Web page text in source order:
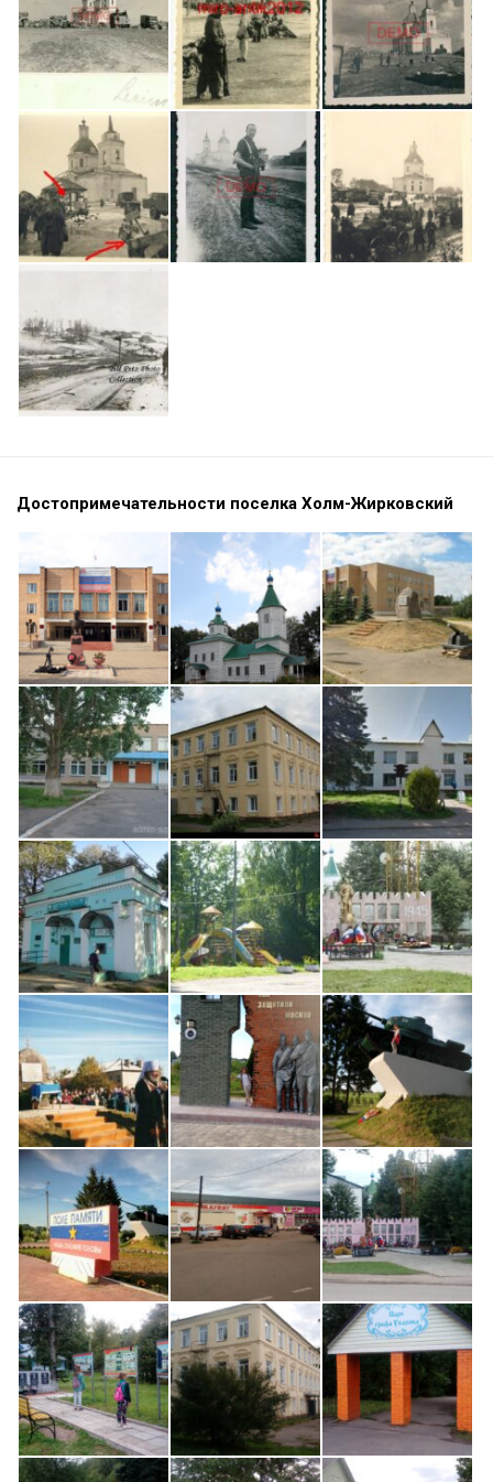
Достопримечательности поселка Холм-Жирковский